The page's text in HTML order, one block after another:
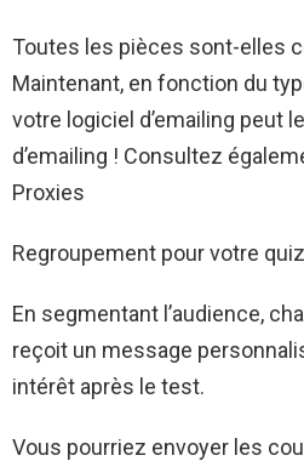
Toutes les pièces sont-elles
Maintenant, en fonction du
votre logiciel d’emailing peut
d’emailing ! Consultez
Proxies
Regroupement pour votre quiz
En segmentant l’audience,
reçoit un message
intérêt après le test.
Vous pourriez envoyer les